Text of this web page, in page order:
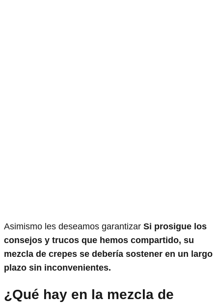
Asimismo les deseamos garantizar Si prosigue los
consejos y trucos que hemos compartido, su
mezcla de crepes se debería sostener en un largo
plazo sin inconvenientes.
¿Qué hay en la mezcla de